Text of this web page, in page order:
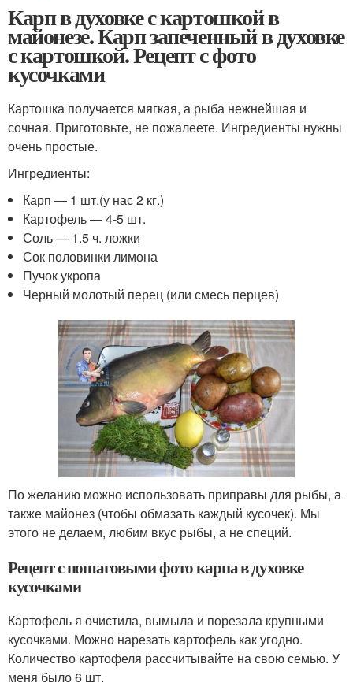
Карп в духовке с картошкой в
майонезе. Карп запеченный в духовке
с картошкой. Рецепт с фото
кусочками
Картошка получается мягкая, а рыба нежнейшая и
сочная. Приготовьте, не пожалеете. Ингредиенты нужны
очень простые.
Ингредиенты:
Карп — 1 шт.(у нас 2 кг.)
Картофель — 4-5 шт.
Соль — 1.5 ч. ложки
Сок половинки лимона
Пучок укропа
Черный молотый перец (или смесь перцев)
По желанию можно использовать приправы для рыбы, а
также майонез (чтобы обмазать каждый кусочек). Мы
этого не делаем, любим вкус рыбы, а не специй.
Рецепт с пошаговыми фото карпа в духовке
кусочками
Картофель я очистила, вымыла и порезала крупными
кусочками. Можно нарезать картофель как угодно.
Количество картофеля рассчитывайте на свою семью. У
меня было 6 шт.